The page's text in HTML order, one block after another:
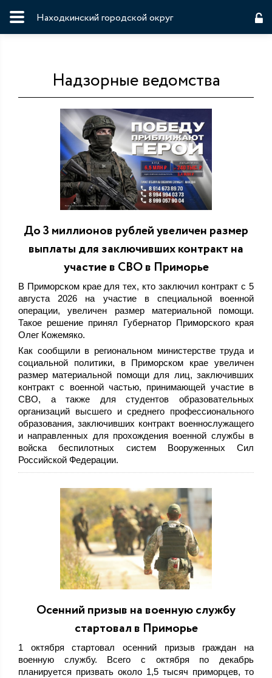
Находкинский городской округ
Надзорные ведомства
До 3 миллионов рублей увеличен размер
выплаты для заключивших контракт на
участие в СВО в Приморье
В Приморском крае для тех, кто заключил контракт c 5
августа 2026 на участие в специальной военной
операции, увеличен размер материальной помощи.
Такое решение принял Губернатор Приморского края
Олег Кожемяко.
Как сообщили в региональном министерстве труда и
социальной политики, в Приморском крае увеличен
размер материальной помощи для лиц, заключивших
контракт с военной частью, принимающей участие в
СВО, а также для студентов образовательных
организаций высшего и среднего профессионального
образования, заключивших контракт военнослужащего
и направленных для прохождения военной службы в
войска беспилотных систем Вооруженных Сил
Российской Федерации.
Осенний призыв на военную службу
стартовал в Приморье
1 октября стартовал осенний призыв граждан на
военную службу. Всего с октября по декабрь
планируется призвать около 1,5 тысяч приморцев, то